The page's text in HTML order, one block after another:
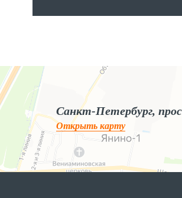
Яндекс.Карты
Яндекс.Карты — поиск мест и адресов, городской транспорт
Санкт-Петербург,
Открыть карту